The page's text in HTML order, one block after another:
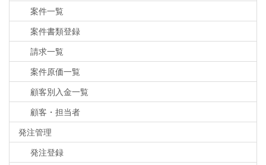
案件一覧
案件書類登録
請求一覧
案件原価一覧
顧客別入金一覧
顧客・担当者
発注管理
発注登録